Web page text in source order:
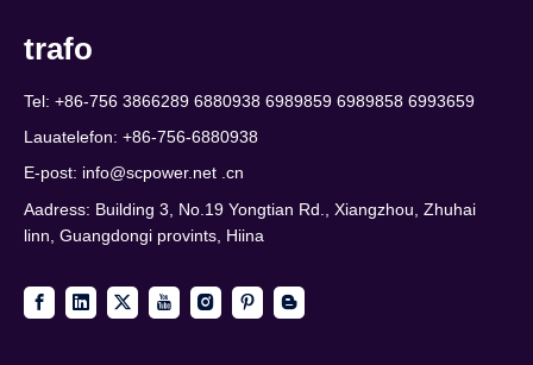
trafo
Tel: +86-756 3866289 6880938 6989859 6989858 6993659
Lauatelefon: +86-756-6880938
E-post: info@scpower.net .cn
Aadress: Building 3, No.19 Yongtian Rd., Xiangzhou, Zhuhai
linn, Guangdongi provints, Hiina